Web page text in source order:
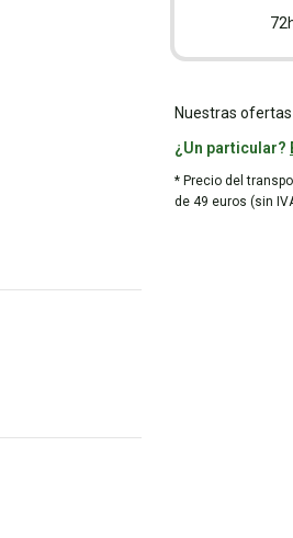
Nuestras
¿Un particular?
* Precio del
de 49 euros (sin